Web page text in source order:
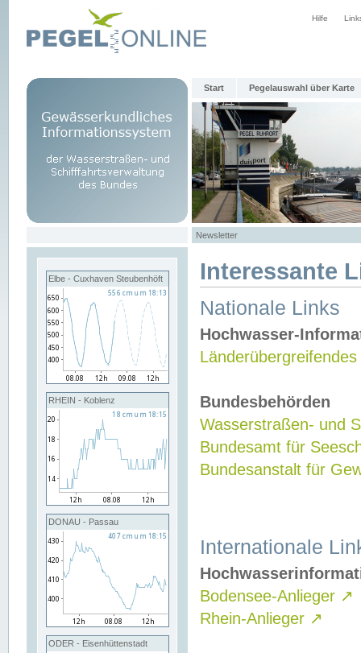
Hilfe
Start Pegelauswahl über Karte
Newsletter
Elbe - Cuxhaven Steubenhöft
RHEIN - Koblenz
DONAU - Passau
ODER - Eisenhüttenstadt
Interessante
Nationale Links
Hochwasser-
Bundesbehörden
Wasserstraßen- und
Bundesamt für
Bundesanstalt für
Internationale
Bodensee-Anlieger ↗
Rhein-Anlieger ↗